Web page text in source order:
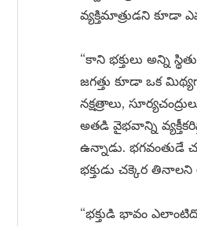
వ్యక్తిమాత్రుడని కూడా
“కాని భక్తులు అన్ని
జగత్తు కూడా ఒక
నక్షత్రాలు,
అతడి వైభవాన్ని
ఉన్నాడు. భగవంతుడే
భక్తుడు చక్కెర
“భక్తుడి భావం